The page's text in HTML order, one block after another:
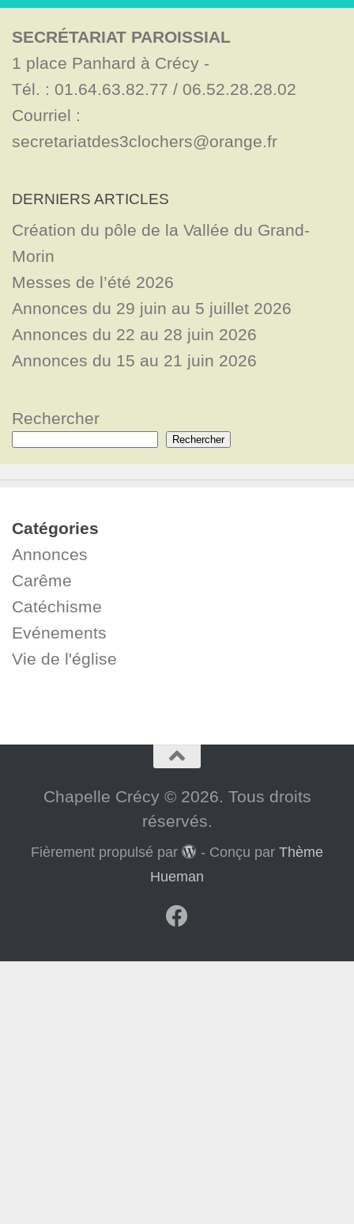
SECRÉTARIAT PAROISSIAL
1 place Panhard à Crécy -
Tél. : 01.64.63.82.77 / 06.52.28.28.02
Courriel :
secretariatdes3clochers@orange.fr
DERNIERS ARTICLES
Création du pôle de la Vallée du Grand-
Morin
Messes de l’été 2026
Annonces du 29 juin au 5 juillet 2026
Annonces du 22 au 28 juin 2026
Annonces du 15 au 21 juin 2026
Rechercher
Rechercher
Catégories
Annonces
Carême
Catéchisme
Evénements
Vie de l'église
Chapelle Crécy © 2026. Tous droits
réservés.
Fièrement propulsé par - Conçu par Thème
Hueman